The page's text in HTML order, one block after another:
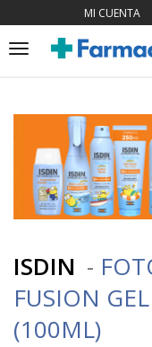
MI CUENTA
Toggle
ISDIN -
FUSION
(100ML)